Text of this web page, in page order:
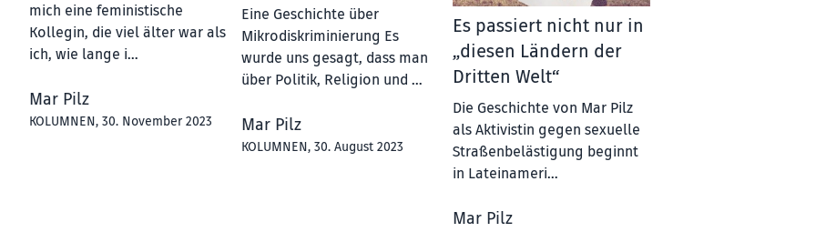
mich eine feministische
Kollegin, die viel älter war als
ich, wie lange i…
Mar Pilz
KOLUMNEN, 30. November 2023
Eine Geschichte über
Mikrodiskriminierung Es
wurde uns gesagt, dass man
über Politik, Religion und …
Mar Pilz
KOLUMNEN, 30. August 2023
Es passiert nicht nur in
„diesen Ländern der
Dritten Welt“
Die Geschichte von Mar Pilz
als Aktivistin gegen sexuelle
Straßenbelästigung beginnt
in Lateinameri…
Mar Pilz